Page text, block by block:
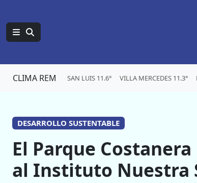
CLIMA REM SAN LUIS 11.6° VILLA MERCEDES 11.3°
DESARROLLO SUSTENTABLE
El Parque
al Instituto Nuestra